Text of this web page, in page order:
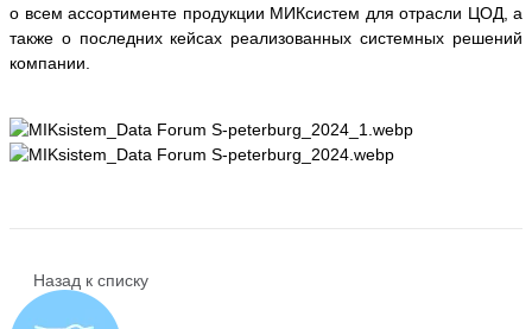
о всем ассортименте продукции МИКсистем для отрасли ЦОД, а
также о последних кейсах реализованных системных решений
компании.
Назад к списку